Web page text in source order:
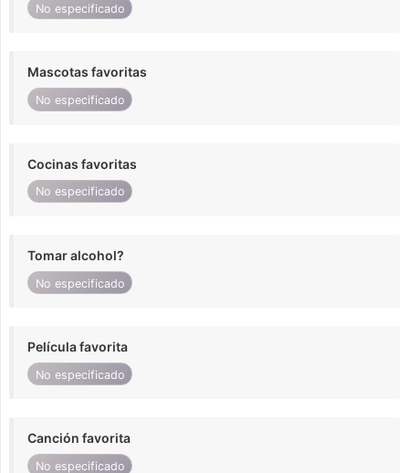
No especificado
Mascotas favoritas
No especificado
Cocinas favoritas
No especificado
Tomar alcohol?
No especificado
Película favorita
No especificado
Canción favorita
No especificado